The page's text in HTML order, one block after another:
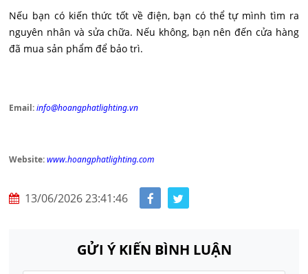
Nếu bạn có kiến thức tốt về điện, bạn có thể tự mình tìm ra
nguyên nhân và sửa chữa. Nếu không, bạn nên đến cửa hàng
đã mua sản phẩm để bảo trì.
Email: info@hoangphatlighting.vn
Website: www.hoangphatlighting.com
13/06/2026 23:41:46
GỬI Ý KIẾN BÌNH LUẬN